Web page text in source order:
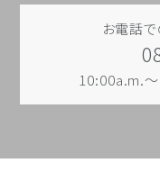
お電話
10:00a.m.